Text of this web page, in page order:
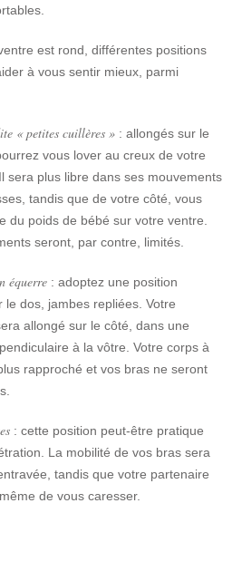
est rond, différentes positions
à vous sentir mieux, parmi
« petites cuillères » : allongés sur le
vous lover au creux de votre
sera plus libre dans ses mouvements
tandis que de votre côté, vous
du poids de bébé sur votre ventre.
seront, par contre, limités.
équerre : adoptez une position
le dos, jambes repliées. Votre
allongé sur le côté, dans une
à la vôtre. Votre corps à
rapproché et vos bras ne seront
: cette position peut-être pratique
La mobilité de vos bras sera
tandis que votre partenaire
de vous caresser.